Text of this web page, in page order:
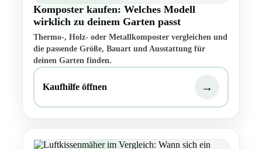
Komposter kaufen: Welches Modell
wirklich zu deinem Garten passt
Thermo-, Holz- oder Metallkomposter vergleichen und
die passende Größe, Bauart und Ausstattung für
deinen Garten finden.
Kaufhilfe öffnen →